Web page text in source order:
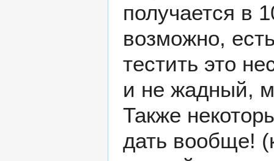
получается в
возможно,
тестить это
и не жадный,
Также
дать вообще!